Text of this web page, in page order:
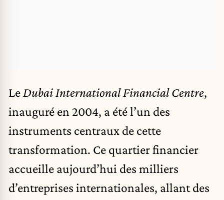
Le Dubai International Financial Centre,
inauguré en 2004, a été l’un des
instruments centraux de cette
transformation. Ce quartier financier
accueille aujourd’hui des milliers
d’entreprises internationales, allant des